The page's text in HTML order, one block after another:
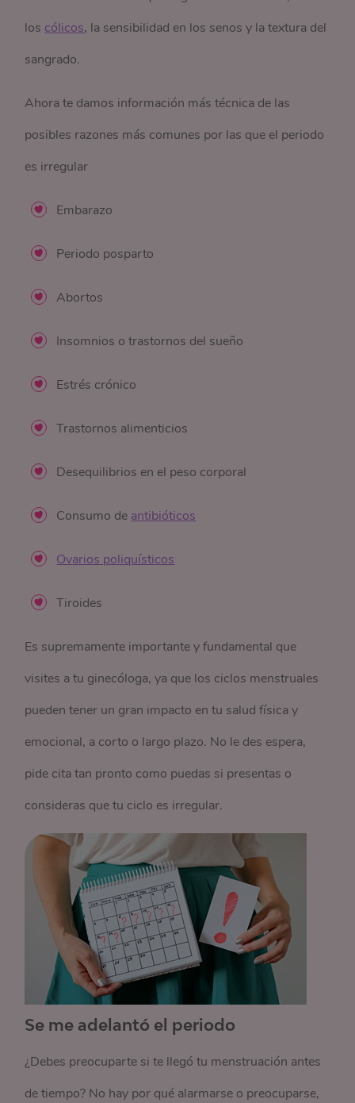
los cólicos, la sensibilidad en los senos y la textura del
sangrado.
Ahora te damos información más técnica de las
posibles razones más comunes por las que el periodo
es irregular
Embarazo
Periodo posparto
Abortos
Insomnios o trastornos del sueño
Estrés crónico
Trastornos alimenticios
Desequilibrios en el peso corporal
Consumo de antibióticos
Ovarios poliquísticos
Tiroides
Es supremamente importante y fundamental que
visites a tu ginecóloga, ya que los ciclos menstruales
pueden tener un gran impacto en tu salud física y
emocional, a corto o largo plazo. No le des espera,
pide cita tan pronto como puedas si presentas o
consideras que tu ciclo es irregular.
Se me adelantó el periodo
¿Debes preocuparte si te llegó tu menstruación antes
de tiempo? No hay por qué alarmarse o preocuparse,